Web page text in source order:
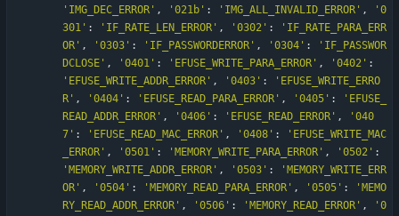
' IMG_DEC_ERROR ' , ' 021b ' : ' IMG_ALL_INVALID_ERROR ' , ' 0
301 ' : ' IF_RATE_LEN_ERROR ' , ' 0302 ' : ' IF_RATE_PARA_ERR
OR ' , ' 0303 ' : ' IF_PASSWORDERROR ' , ' 0304 ' : ' IF_PASSWOR
DCLOSE ' , ' 0401 ' : ' EFUSE_WRITE_PARA_ERROR ' , ' 0402 ' :
' EFUSE_WRITE_ADDR_ERROR ' , ' 0403 ' : ' EFUSE_WRITE_ERRO
R ' , ' 0404 ' : ' EFUSE_READ_PARA_ERROR ' , ' 0405 ' : ' EFUSE_
READ_ADDR_ERROR ' , ' 0406 ' : ' EFUSE_READ_ERROR ' , ' 040
7 ' : ' EFUSE_READ_MAC_ERROR ' , ' 0408 ' : ' EFUSE_WRITE_MAC
_ERROR ' , ' 0501 ' : ' MEMORY_WRITE_PARA_ERROR ' , ' 0502 ' :
' MEMORY_WRITE_ADDR_ERROR ' , ' 0503 ' : ' MEMORY_WRITE_ERR
OR ' , ' 0504 ' : ' MEMORY_READ_PARA_ERROR ' , ' 0505 ' : ' MEMO
RY_READ_ADDR_ERROR ' , ' 0506 ' : ' MEMORY_READ_ERROR ' , ' 0